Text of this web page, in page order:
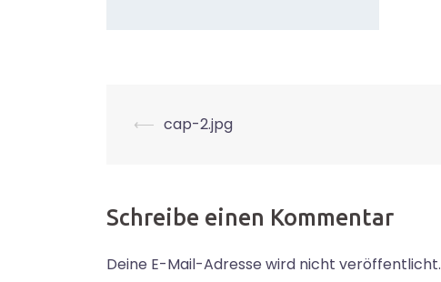
Beitrags-
⟵ cap-2.jpg
Schreibe einen Kommentar
Deine E-Mail-Adresse wird nicht veröffentlicht.